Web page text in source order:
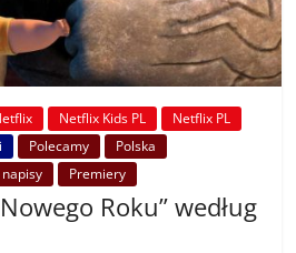
Netflix Kids PL
Netflix PL
Polecamy
Polska
Premiery
Roku” według